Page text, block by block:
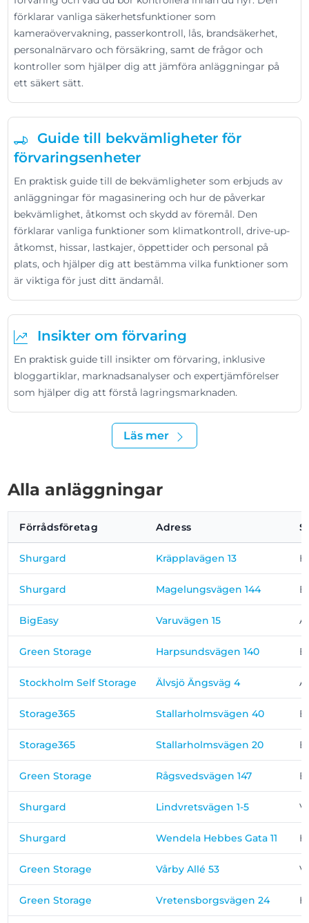
förklarar vanliga säkerhetsfunktioner som
kameraövervakning, passerkontroll, lås, brandsäkerhet,
personalnärvaro och försäkring, samt de frågor och
kontroller som hjälper dig att jämföra anläggningar på
ett säkert sätt.
Guide till bekvämligheter för
förvaringsenheter
En praktisk guide till de bekvämligheter som erbjuds av
anläggningar för magasinering och hur de påverkar
bekvämlighet, åtkomst och skydd av föremål. Den
förklarar vanliga funktioner som klimatkontroll, drive-up-
åtkomst, hissar, lastkajer, öppettider och personal på
plats, och hjälper dig att bestämma vilka funktioner som
är viktiga för just ditt ändamål.
Insikter om förvaring
En praktisk guide till insikter om förvaring, inklusive
bloggartiklar, marknadsanalyser och expertjämförelser
som hjälper dig att förstå lagringsmarknaden.
Läs mer
Alla anläggningar
Förrådsföretag Adress
Shurgard Kräpplavägen 13
Shurgard Magelungsvägen 144
BigEasy Varuvägen 15
Green Storage Harpsundsvägen 140
Stockholm Self Storage Älvsjö Ängsväg 4
Storage365 Stallarholmsvägen 40
Storage365 Stallarholmsvägen 20
Green Storage Rågsvedsvägen 147
Shurgard Lindvretsvägen 1-5
Shurgard Wendela Hebbes Gata 11
Green Storage Vårby Allé 53
Green Storage Vretensborgsvägen 24